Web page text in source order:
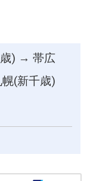
歳) → 帯広
(新千歳)